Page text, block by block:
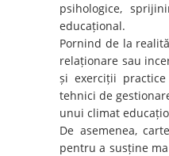
psihologice,
educațional.
Pornind de la
relaționare sau
și exerciții
tehnici de
unui climat
De asemenea,
pentru a susține